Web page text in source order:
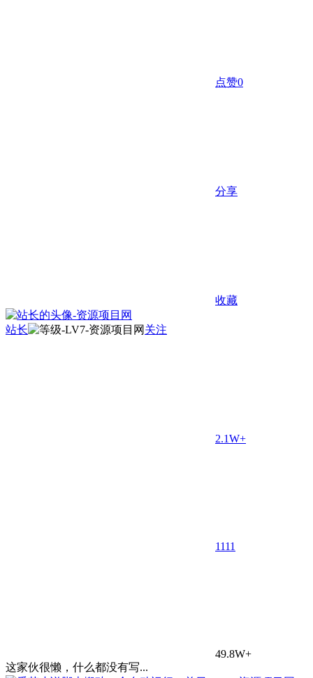
点赞0
分享
收藏
站长 关注
2.1W+
1111
49.8W+
这家伙很懒，什么都没有写...